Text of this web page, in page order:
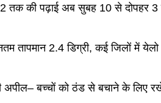
तक की पढ़ाई अब सुबह 10 से दोपहर
तापमान 2.4 डिग्री, कई जिलों में
अपील– बच्चों को ठंड से बचाने के लिए